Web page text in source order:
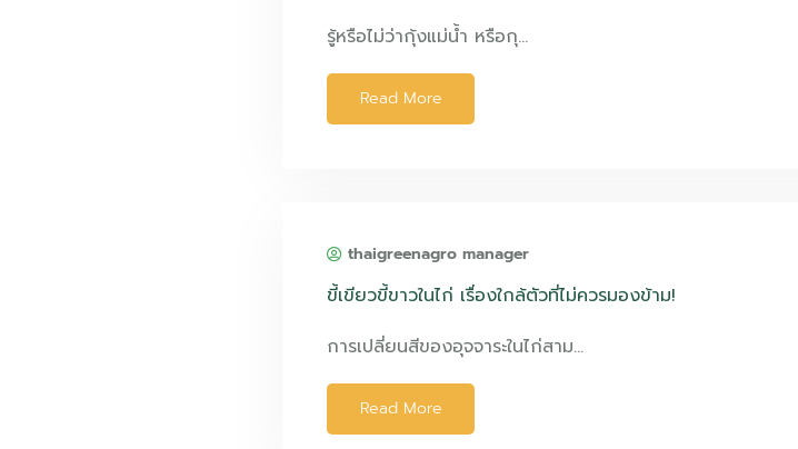
รู้หรือไม่ว่ากุ้งแม่น้ำ หรือกุ…
Read More
thaigreenagro manager
ขี้เขียวขี้ขาวในไก่ เรื่องใกล้ตัวที่ไม่ควรมองข้าม!
การเปลี่ยนสีของอุจจาระในไก่สาม…
Read More